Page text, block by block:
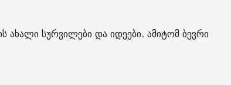
სურვილები და იდეები. ამიტომ ბევრი